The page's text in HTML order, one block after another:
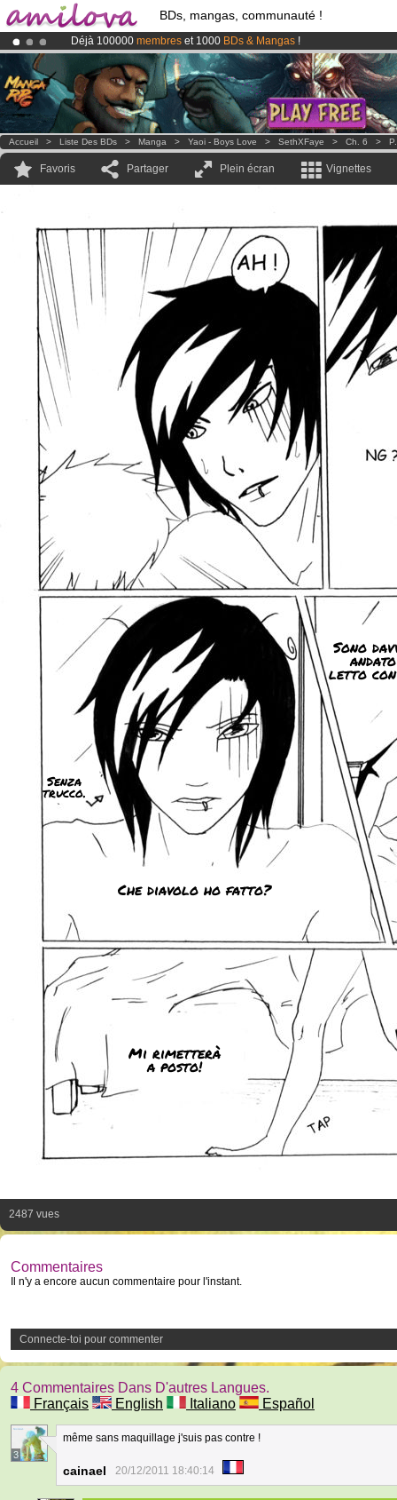
BDs, mangas, communauté !
Déjà 100000 membres et 1000 BDs & Mangas !
LeKickstarter Amilova est désormais lancé!.
Abonnement premium: à partir de
3.95 eurospar mois !Clique ici
Accueil > Liste Des BDs > Manga > Yaoi - Boys Love > SethXFaye > Ch. 6 >
Favoris Partager Plein écran Vignettes
Sono
letto
Che diavolo ho fatto?
Senza
trucco.
Mi rimetterà
a posto!
2487 vues
Commentaires
Il n'y a encore aucun commentaire pour l'instant.
Connecte-toi pour commenter
4 Commentaires Dans D'autres Langues.
Français
English Italiano Español
3
même sans maquillage j'suis pas contre !
cainael 20/12/2011 18:40:14